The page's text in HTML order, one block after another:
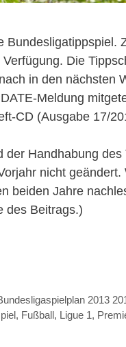
Die
in den nächsten
Meldung
CD (Ausgabe 17/
Handhabung
nicht
beiden Jahre
des Beitrags.)
2013
, Fußball, Ligue 1,